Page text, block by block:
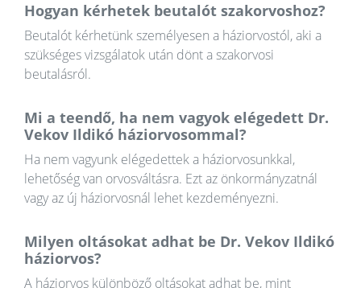
Hogyan kérhetek beutalót szakorvoshoz?
Beutalót kérhetünk személyesen a háziorvostól, aki a
szükséges vizsgálatok után dönt a szakorvosi
beutalásról.
Mi a teendő, ha nem vagyok elégedett Dr.
Vekov Ildikó háziorvosommal?
Ha nem vagyunk elégedettek a háziorvosunkkal,
lehetőség van orvosváltásra. Ezt az önkormányzatnál
vagy az új háziorvosnál lehet kezdeményezni.
Milyen oltásokat adhat be Dr. Vekov Ildikó
háziorvos?
A háziorvos különböző oltásokat adhat be, mint